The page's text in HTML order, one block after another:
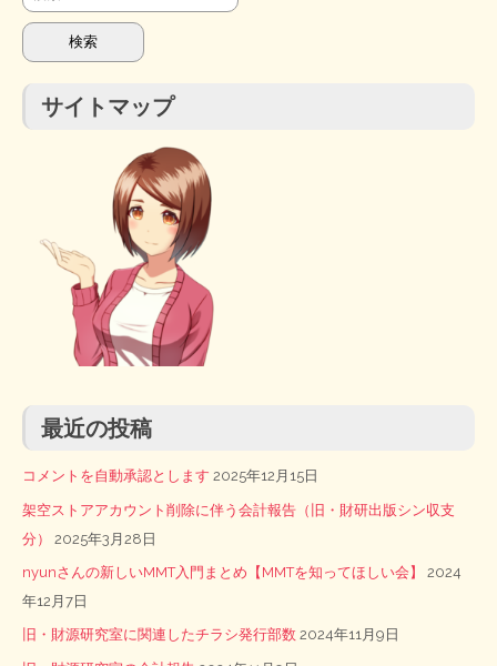
索:
サイトマップ
最近の投稿
コメントを自動承認とします 2025年12月15日
架空ストアアカウント削除に伴う会計報告（旧・財研出版シン収支
分）
2025年3月28日
nyunさんの新しいMMT入門まとめ【MMTを知ってほしい会】
2024
年12月7日
旧・財源研究室に関連したチラシ発行部数 2024年11月9日